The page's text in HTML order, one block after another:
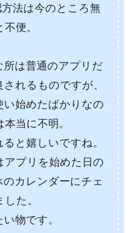
法は今のところ無
便。
所は普通のアプリだ
れるものですが、
い始めたばかりなの
当に不明。
と嬉しいですね。
アプリを始めた日の
カレンダーにチェ
た。
物です。